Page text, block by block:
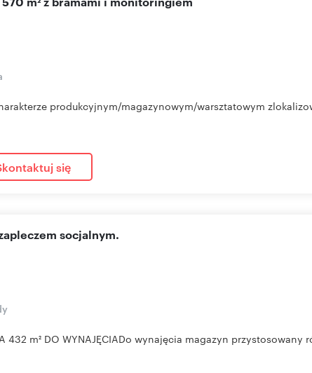
produkcyjnym/magazynowym/warsztatowym
się
socjalnym.
432 m² DO WYNAJĘCIADo wynajęcia magazyn